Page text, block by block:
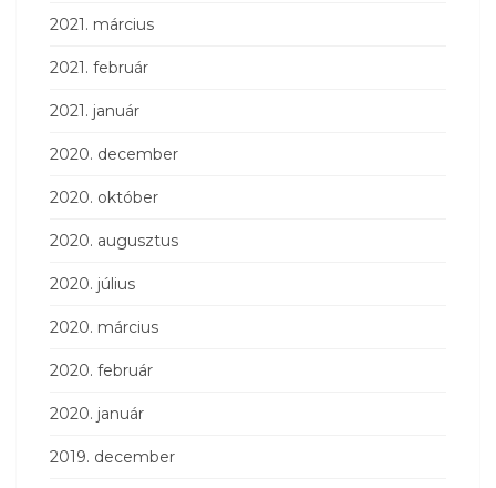
2021. március
2021. február
2021. január
2020. december
2020. október
2020. augusztus
2020. július
2020. március
2020. február
2020. január
2019. december